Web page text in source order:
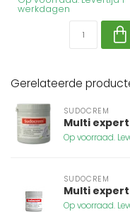
werkdagen
Gerelateerde
SUDOCREM
Multi
Op voorraad.
SUDOCREM
Multi
Op voorraad.